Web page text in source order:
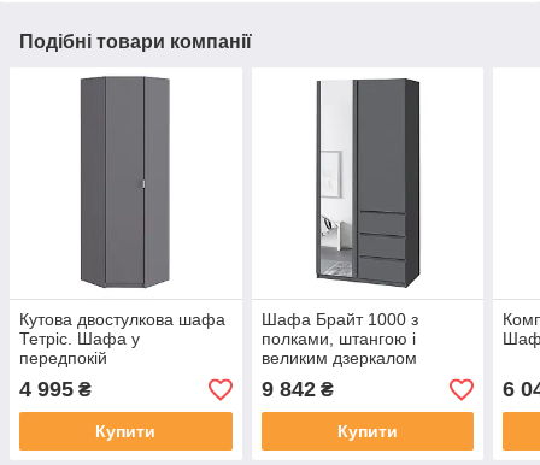
Подібні товари компанії
Кутова двостулкова шафа
Тетріс. Шафа у
передпокій
4 995 ₴
Купити
Шафа Брайт 1000 з
полками, штангою і
великим дзеркалом
9 842₴
Купити
6